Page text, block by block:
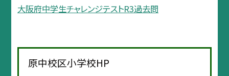
大阪府中学生チャレンジテストR3過去問
原中校区小学校HP